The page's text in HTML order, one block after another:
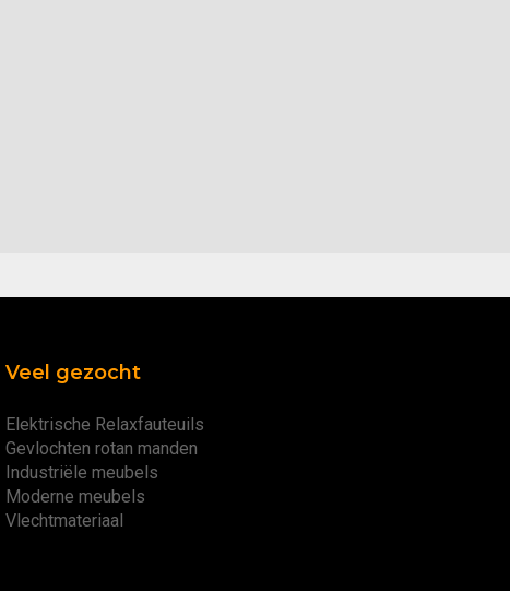
Veel gezocht
Elektrische Relaxfauteuils
Gevlochten rotan manden
Industriële meubels
Moderne meubels
Vlechtmateriaal